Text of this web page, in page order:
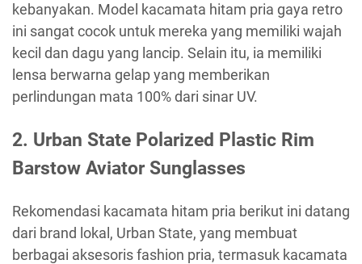
kebanyakan. Model kacamata hitam pria gaya retro
ini sangat cocok untuk mereka yang memiliki wajah
kecil dan dagu yang lancip. Selain itu, ia memiliki
lensa berwarna gelap yang memberikan
perlindungan mata 100% dari sinar UV.
2. Urban State Polarized Plastic Rim
Barstow Aviator Sunglasses
Rekomendasi kacamata hitam pria berikut ini datang
dari brand lokal, Urban State, yang membuat
berbagai aksesoris fashion pria, termasuk kacamata